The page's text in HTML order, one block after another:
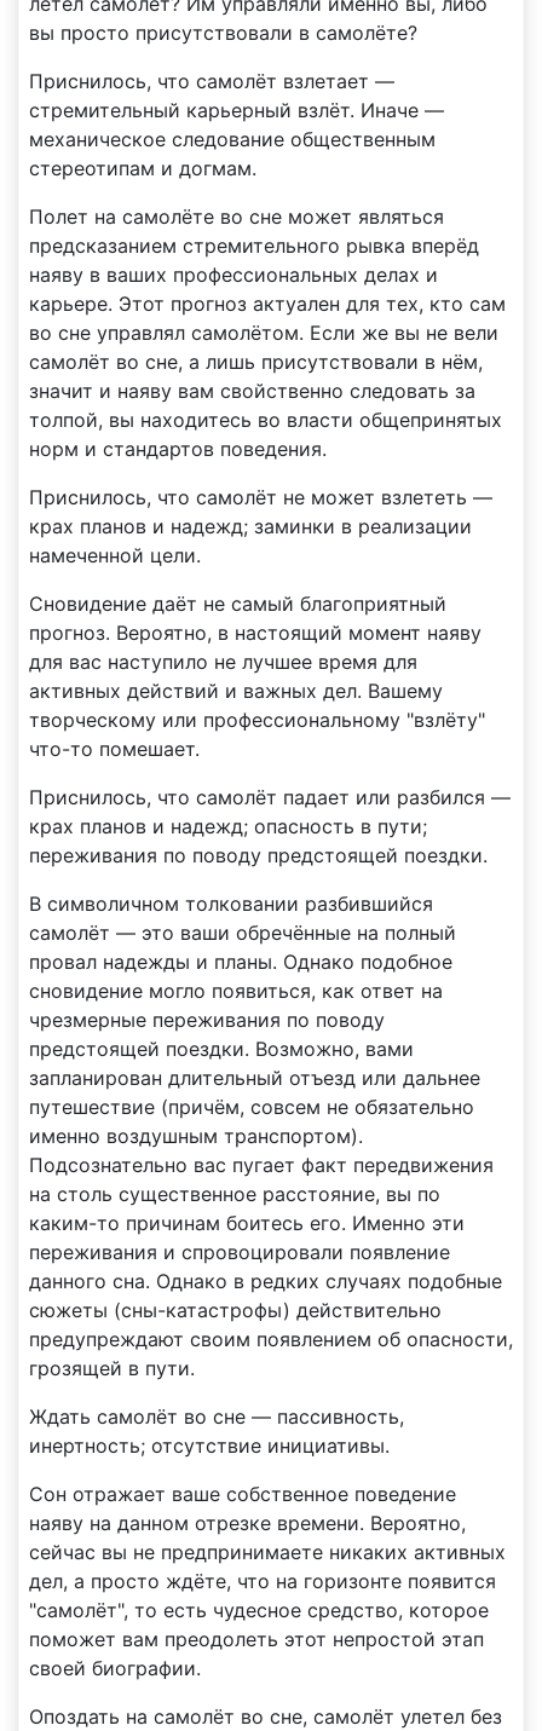
вы просто присутствовали в самолёте?
Приснилось, что самолёт взлетает —
стремительный карьерный взлёт. Иначе —
механическое следование общественным
стереотипам и догмам.
Полет на самолёте во сне может являться
предсказанием стремительного рывка вперёд
наяву в ваших профессиональных делах и
карьере. Этот прогноз актуален для тех, кто сам
во сне управлял самолётом. Если же вы не вели
самолёт во сне, а лишь присутствовали в нём,
значит и наяву вам свойственно следовать за
толпой, вы находитесь во власти общепринятых
норм и стандартов поведения.
Приснилось, что самолёт не может взлететь —
крах планов и надежд; заминки в реализации
намеченной цели.
Сновидение даёт не самый благоприятный
прогноз. Вероятно, в настоящий момент наяву
для вас наступило не лучшее время для
активных действий и важных дел. Вашему
творческому или профессиональному "взлёту"
что-то помешает.
Приснилось, что самолёт падает или разбился —
крах планов и надежд; опасность в пути;
переживания по поводу предстоящей поездки.
В символичном толковании разбившийся
самолёт — это ваши обречённые на полный
провал надежды и планы. Однако подобное
сновидение могло появиться, как ответ на
чрезмерные переживания по поводу
предстоящей поездки. Возможно, вами
запланирован длительный отъезд или дальнее
путешествие (причём, совсем не обязательно
именно воздушным транспортом).
Подсознательно вас пугает факт передвижения
на столь существенное расстояние, вы по
каким-то причинам боитесь его. Именно эти
переживания и спровоцировали появление
данного сна. Однако в редких случаях подобные
сюжеты (сны-катастрофы) действительно
предупреждают своим появлением об опасности,
грозящей в пути.
Ждать самолёт во сне — пассивность,
инертность; отсутствие инициативы.
Сон отражает ваше собственное поведение
наяву на данном отрезке времени. Вероятно,
сейчас вы не предпринимаете никаких активных
дел, а просто ждёте, что на горизонте появится
"самолёт", то есть чудесное средство, которое
поможет вам преодолеть этот непростой этап
своей биографии.
Опоздать на самолёт во сне, самолёт улетел без